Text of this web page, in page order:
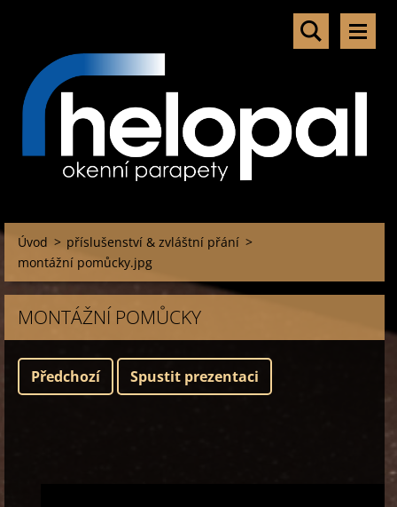
Úvod > příslušenství & zvláštní přání >
montážní pomůcky.jpg
MONTÁŽNÍ POMŮCKY
Předchozí Spustit prezentaci